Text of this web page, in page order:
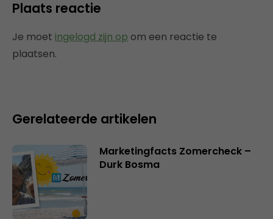
Plaats reactie
Je moet ingelogd zijn op om een reactie te
plaatsen.
Gerelateerde artikelen
Marketingfacts Zomercheck –
Durk Bosma